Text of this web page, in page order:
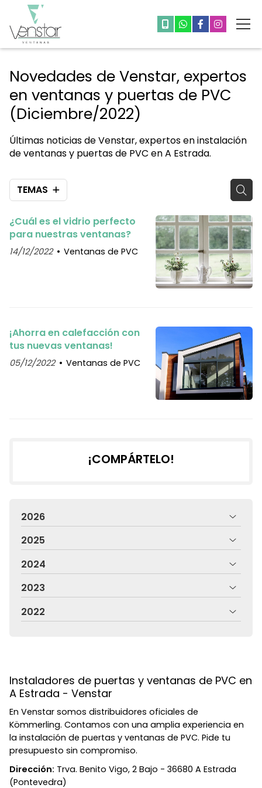
Novedades de Venstar, expertos
en ventanas y puertas de PVC
(Diciembre/2022)
Últimas noticias de Venstar, expertos en instalación
de ventanas y puertas de PVC en A Estrada.
TEMAS
¿Cuál es el vidrio perfecto
para nuestras ventanas?
14/12/2022 Ventanas de PVC
¡Ahorra en calefacción con
tus nuevas ventanas!
05/12/2022 Ventanas de PVC
¡COMPÁRTELO!
2026
2025
2024
2023
2022
Instaladores de puertas y ventanas de PVC en
A Estrada - Venstar
En Venstar somos distribuidores oficiales de
Kömmerling. Contamos con una amplia experiencia en
la instalación de puertas y ventanas de PVC. Pide tu
presupuesto sin compromiso.
Dirección: Trva. Benito Vigo, 2 Bajo - 36680 A Estrada
(Pontevedra)